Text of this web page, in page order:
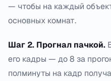
— чтобы на каждый
основных комнат.
Шаг 2. Прогнал пачкой.
его кадры — до 8 за
полминуты на кадр